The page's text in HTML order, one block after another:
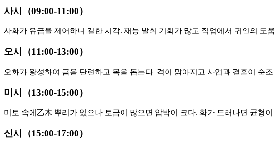
사시（09:00-11:00）
사화가 유금을 제어하니 길한 시각. 재능 발휘 기회가 많고 직업에서 귀인의 도
오시（11:00-13:00）
오화가 왕성하여 금을 단련하고 목을 돕는다. 격이 맑아지고 사업과 결혼이 순
미시（13:00-15:00）
미토 속에乙木 뿌리가 있으나 토금이 많으면 압박이 크다. 화가 드러나면 균형
신시（15:00-17:00）